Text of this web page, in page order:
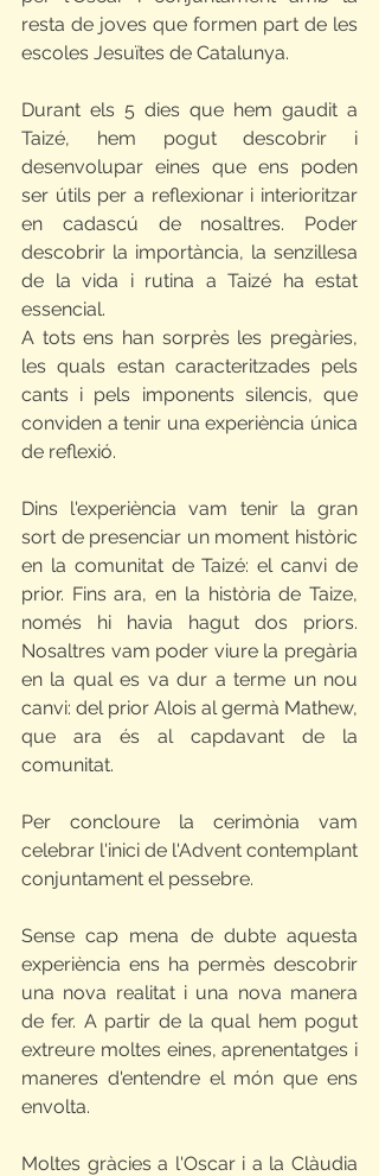
resta de joves que formen part de les
escoles Jesuïtes de Catalunya.
Durant els 5 dies que hem gaudit a
Taizé, hem pogut descobrir i
desenvolupar eines que ens poden
ser útils per a reflexionar i interioritzar
en cadascú de nosaltres. Poder
descobrir la importància, la senzillesa
de la vida i rutina a Taizé ha estat
essencial.
A tots ens han sorprès les pregàries,
les quals estan caracteritzades pels
cants i pels imponents silencis, que
conviden a tenir una experiència única
de reflexió.
Dins l'experiència vam tenir la gran
sort de presenciar un moment històric
en la comunitat de Taizé: el canvi de
prior. Fins ara, en la història de Taize,
només hi havia hagut dos priors.
Nosaltres vam poder viure la pregària
en la qual es va dur a terme un nou
canvi: del prior Alois al germà Mathew,
que ara és al capdavant de la
comunitat.
Per concloure la cerimònia vam
celebrar l'inici de l'Advent contemplant
conjuntament el pessebre.
Sense cap mena de dubte aquesta
experiència ens ha permès descobrir
una nova realitat i una nova manera
de fer. A partir de la qual hem pogut
extreure moltes eines, aprenentatges i
maneres d'entendre el món que ens
envolta.
Moltes gràcies a l'Oscar i a la Clàudia